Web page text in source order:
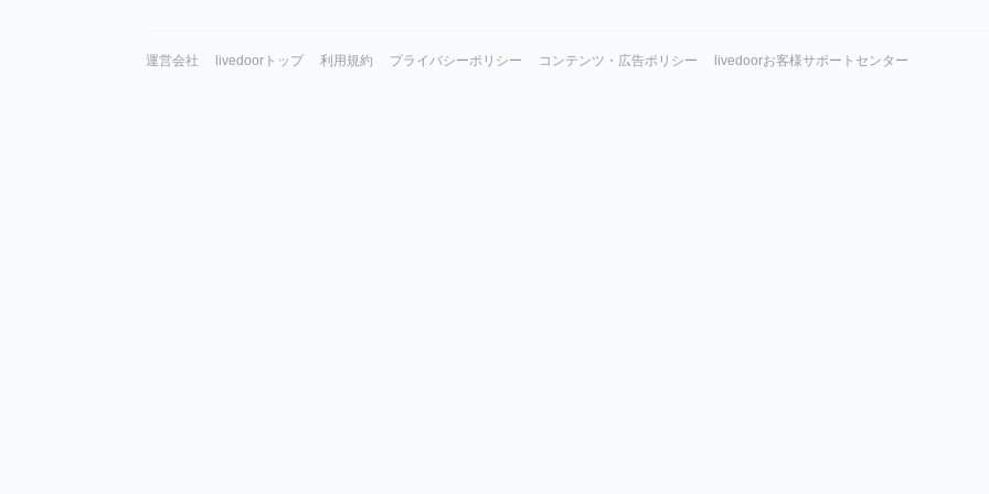
運営会社 livedoorトップ 利用規約 プライバシーポリシー コンテンツ・広告ポリシー livedoorお客様サポートセンター